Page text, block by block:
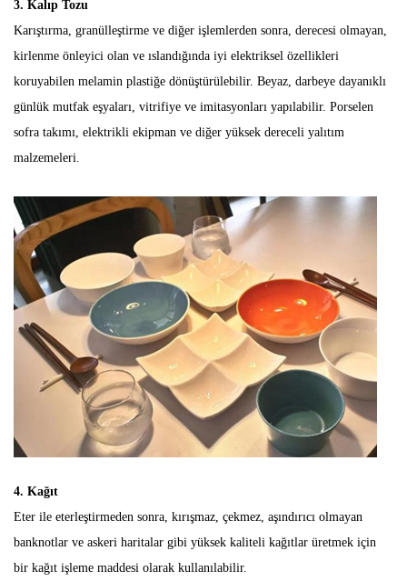
3. Kalıp Tozu
Karıştırma, granülleştirme ve diğer işlemlerden sonra, derecesi olmayan,
kirlenme önleyici olan ve ıslandığında iyi elektriksel özellikleri
koruyabilen melamin plastiğe dönüştürülebilir. Beyaz, darbeye dayanıklı
günlük mutfak eşyaları, vitrifiye ve imitasyonları yapılabilir. Porselen
sofra takımı, elektrikli ekipman ve diğer yüksek dereceli yalıtım
malzemeleri.
4. Kağıt
Eter ile eterleştirmeden sonra, kırışmaz, çekmez, aşındırıcı olmayan
banknotlar ve askeri haritalar gibi yüksek kaliteli kağıtlar üretmek için
bir kağıt işleme maddesi olarak kullanılabilir.